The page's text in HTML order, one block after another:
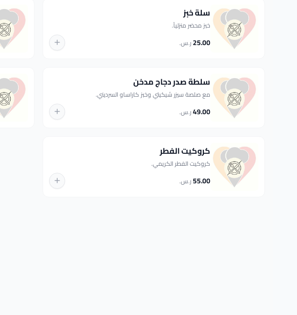
سلة خبز
خبز محضر منزلياً.
25.00ر.س.
سلطة صدر دجاج مدخن
مع صلصة سيزر شيكيتي وخبز كاراساو السرديني.
49.00ر.س.
كروكيت الفطر
كروكيت الفطر الكريمي.
55.00ر.س.